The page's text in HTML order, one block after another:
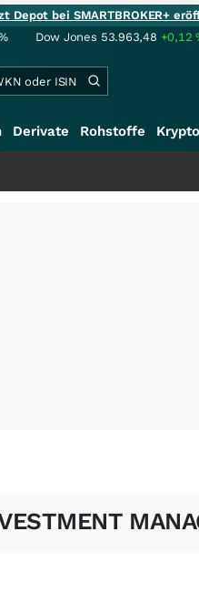
Depot bei SMARTBROKER+
Dow Jones 53.963,48 +0,12
Derivate Rohstoffe Krypto